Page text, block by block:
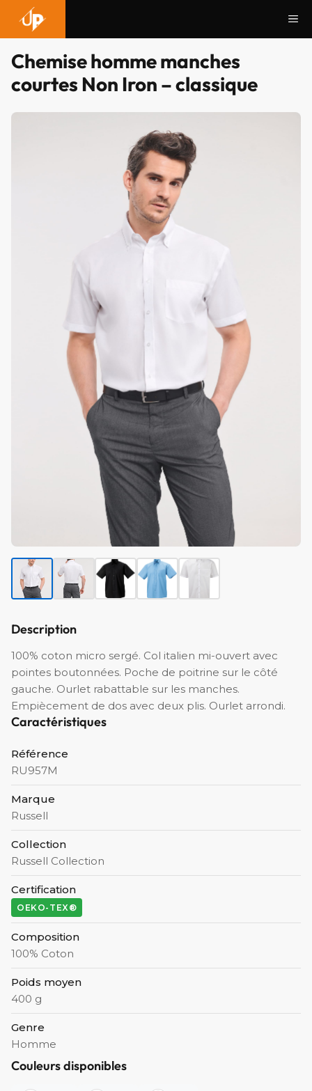
contenu
Chemise homme manches
courtes Non Iron – classique
Description
100% coton micro sergé. Col italien mi-ouvert avec
pointes boutonnées. Poche de poitrine sur le côté
gauche. Ourlet rabattable sur les manches.
Empiècement de dos avec deux plis. Ourlet arrondi.
Caractéristiques
Référence
RU957M
Marque
Russell
Collection
Russell Collection
Certification
OEKO-TEX®
Composition
100% Coton
Poids moyen
400 g
Genre
Homme
Couleurs disponibles